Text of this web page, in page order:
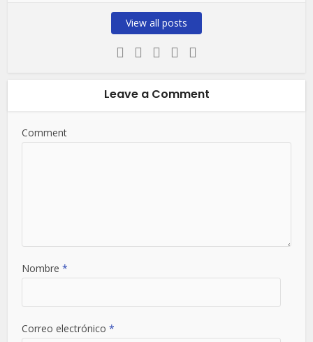
View all posts
Leave a Comment
Comment
Nombre*
Correo electrónico*